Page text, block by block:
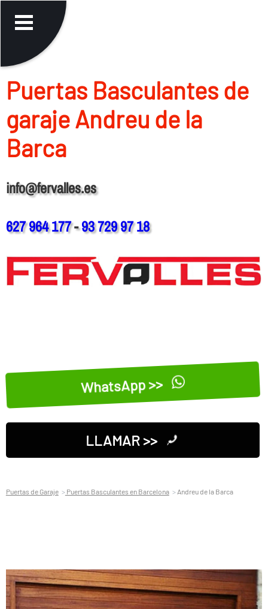
Puertas Basculantes de
garaje Andreu de la
Barca
info@fervalles.es
627 964 177-93 729 97 18
WhatsApp >>
LLAMAR >>
Puertas de Garaje Puertas Basculantes en Barcelona Andreu de la Barca